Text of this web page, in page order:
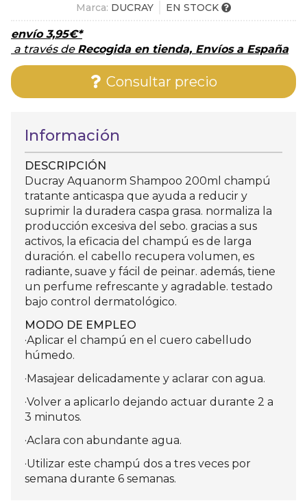
Marca: DUCRAY EN STOCK
envío3,95€*
a través de Recogida en tienda, Envíos a España
Consultar precio
Información
DESCRIPCIÓN
Ducray Aquanorm Shampoo 200ml champú
tratante anticaspa que ayuda a reducir y
suprimir la duradera caspa grasa. normaliza la
producción excesiva del sebo. gracias a sus
activos, la eficacia del champú es de larga
duración. el cabello recupera volumen, es
radiante, suave y fácil de peinar. además, tiene
un perfume refrescante y agradable. testado
bajo control dermatológico.
MODO DE EMPLEO
·Aplicar el champú en el cuero cabelludo
húmedo.
·Masajear delicadamente y aclarar con agua.
·Volver a aplicarlo dejando actuar durante 2 a
3 minutos.
·Aclara con abundante agua.
·Utilizar este champú dos a tres veces por
semana durante 6 semanas.